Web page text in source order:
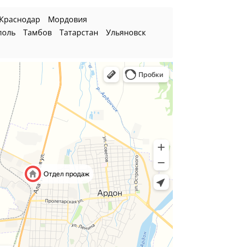
Краснодар
Мордовия
Тамбов Татарстан
Ульяновск